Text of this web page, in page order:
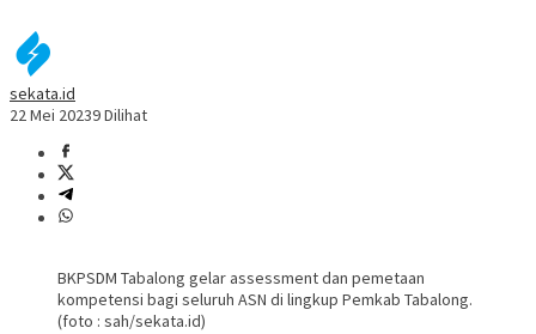
sekata.id
22 Mei 20239 Dilihat
BKPSDM Tabalong gelar assessment dan pemetaan
kompetensi bagi seluruh ASN di lingkup Pemkab Tabalong.
(foto : sah/sekata.id)